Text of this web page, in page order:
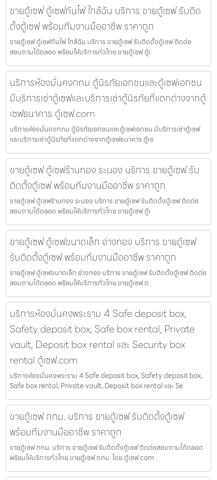
ขายตู้เซฟ ตู้เซฟกันไฟ ใกล้ฉัน บริการ ขายตู้เซฟ รับติด
ตั้งตู้เซฟ พร้อมทีมงานมืออาชีพ ราคาถูก
ขายตู้เซฟ ตู้เซฟกันไฟ ใกล้ฉัน บริการ ขายตู้เซฟ รับติดตั้งตู้เซฟ ติดต่อ
สอบถามได้ตลอด พร้อมให้บริการทั่วไทย ขายตู้เซฟ ตู้เ
บริการห้องมั่นคงกทม ตู้นิรภัยเอกชนและตู้เซฟเอกชน
มีบริการเช่าตู้เซฟและบริการเช่าตู้นิรภัยที่แตกต่างจากตู้
เซฟธนาคาร ตู้เซฟ.com
บริการห้องมั่นคงกทม ตู้นิรภัยเอกชนและตู้เซฟเอกชน มีบริการเช่าตู้เซฟ
และบริการเช่าตู้นิรภัยที่แตกต่างจากตู้เซฟธนาคาร ตู้เซ
ขายตู้เซฟ ตู้เซฟร้านทอง ระนอง บริการ ขายตู้เซฟ รับ
ติดตั้งตู้เซฟ พร้อมทีมงานมืออาชีพ ราคาถูก
ขายตู้เซฟ ตู้เซฟร้านทอง ระนอง บริการ ขายตู้เซฟ รับติดตั้งตู้เซฟ ติดต่อ
สอบถามได้ตลอด พร้อมให้บริการทั่วไทย ขายตู้เซฟ ตู้เ
ขายตู้เซฟ ตู้เซฟขนาดเล็ก อ่างทอง บริการ ขายตู้เซฟ
รับติดตั้งตู้เซฟ พร้อมทีมงานมืออาชีพ ราคาถูก
ขายตู้เซฟ ตู้เซฟขนาดเล็ก อ่างทอง บริการ ขายตู้เซฟ รับติดตั้งตู้เซฟ ติดต่อ
สอบถามได้ตลอด พร้อมให้บริการทั่วไทย ขายตู้เซฟ ต
บริการห้องมั่นคงพระราม 4 Safe deposit box,
Safety deposit box, Safe box rental, Private
vault, Deposit box rental และ Security box
rental ตู้เซฟ.com
บริการห้องมั่นคงพระราม 4 Safe deposit box, Safety deposit box,
Safe box rental, Private vault, Deposit box rental และ Se
ขายตู้เซฟ กทม. บริการ ขายตู้เซฟ รับติดตั้งตู้เซฟ
พร้อมทีมงานมืออาชีพ ราคาถูก
ขายตู้เซฟ กทม. บริการ ขายตู้เซฟ รับติดตั้งตู้เซฟ ติดต่อสอบถามได้ตลอด
พร้อมให้บริการทั่วไทย ขายตู้เซฟ กทม. โดย ตู้เซฟ.com